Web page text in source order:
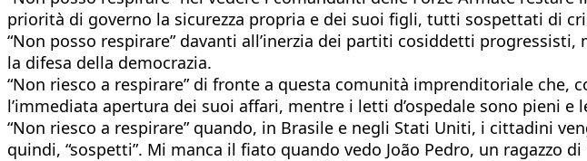
priorità di governo la sicurezza propria e dei suoi figli, tutti sospettati di
“Non posso respirare” davanti all’inerzia dei partiti cosiddetti
la difesa della democrazia.
“Non riesco a respirare” di fronte a questa comunità imprenditoriale
l’immediata apertura dei suoi affari, mentre i letti d’ospedale sono pieni
“Non riesco a respirare” quando, in Brasile e negli Stati Uniti, i cittadini
quindi, “sospetti”. Mi manca il fiato quando vedo João Pedro, un ragazzo